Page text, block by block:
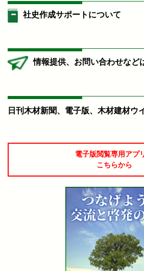
社史作成サポートについて
情報提供、お問い合わせなど
日刊木材新聞、電子版、木材建材ウ
電子版閲覧専用アプ
こちらから